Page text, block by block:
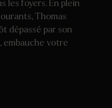
les foyers. En plein
Thomas
dépassé par son
embauche votre